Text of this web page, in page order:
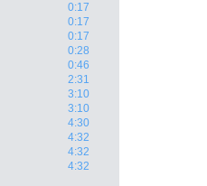
0:17
0:17
0:17
0:28
0:46
2:31
3:10
3:10
4:30
4:32
4:32
4:32